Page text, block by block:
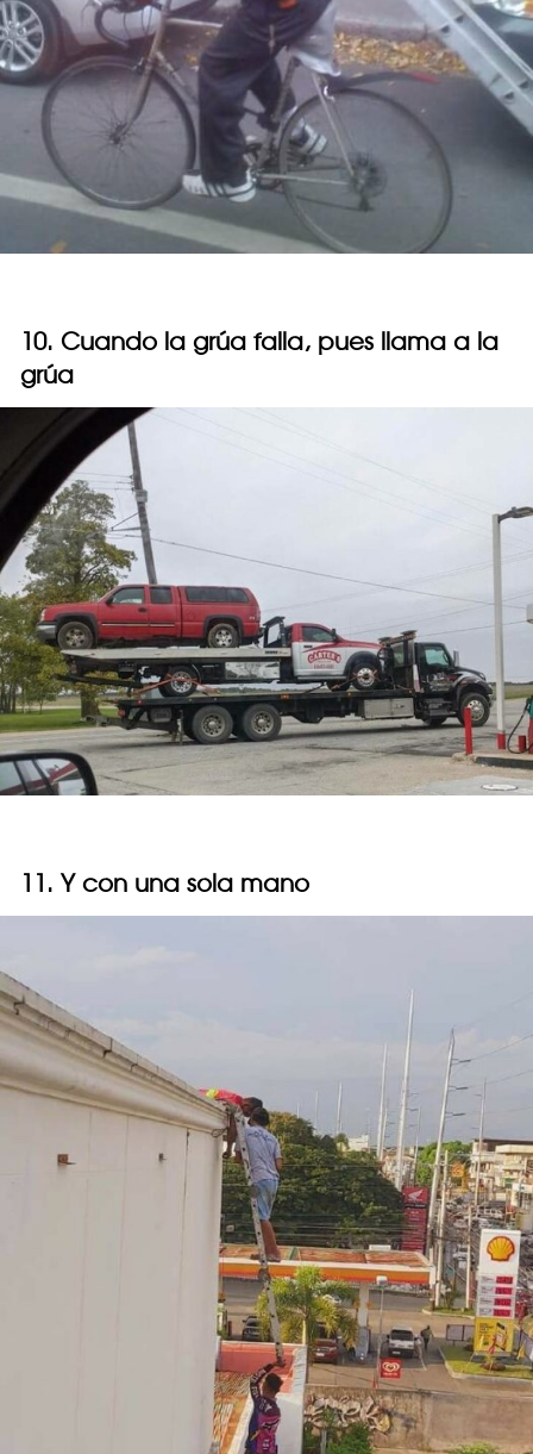
10. Cuando la grúa falla, pues llama a la
grúa
11. Y con una sola mano